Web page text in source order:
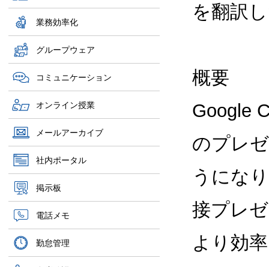
業務効率化
グループウェア
コミュニケーション
オンライン授業
メールアーカイブ
社内ポータル
掲示板
電話メモ
勤怠管理
を翻訳
概要
Google
のプレ
うにな
接プレ
より効